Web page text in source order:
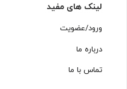
لینک های مفید
ورود/عضویت
درباره ما
تماس با ما